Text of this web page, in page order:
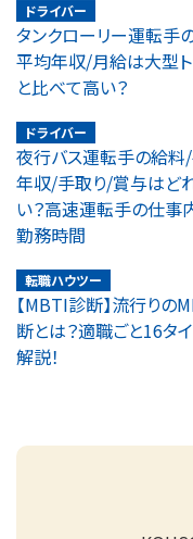
ドライバー
タンクローリー運転手
平均年収/月給は大型ト
と比べて高い？
ドライバー
夜行バス運転手の給料
年収/手取り/賞与はど
い？高速運転手の仕事
勤務時間
転職ハウツー
【MBTI診断】流行りの
断とは？適職ごと16タ
解説！